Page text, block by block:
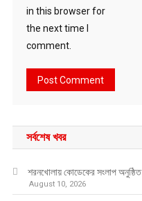
in this browser for
the next time I
comment.
সর্বশেষ খবর
শরনখোলায় কোডেকের সংলাপ অনুষ্ঠিত
August 10, 2026